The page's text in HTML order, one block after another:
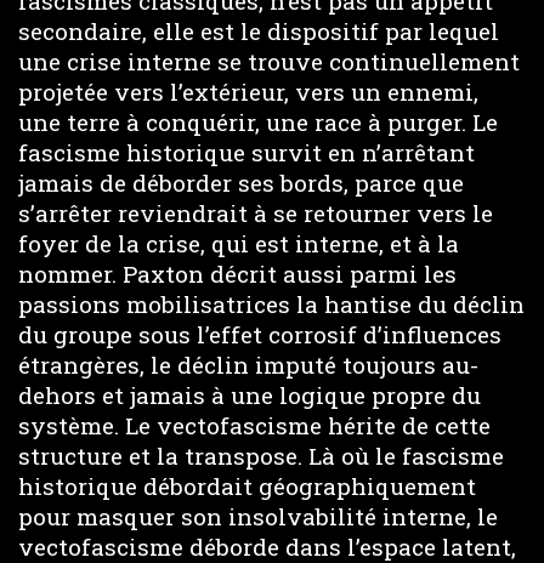
secondaire, elle est le dispositif par lequel
une crise interne se trouve continuellement
projetée vers l’extérieur, vers un ennemi,
une terre à conquérir, une race à purger. Le
fascisme historique survit en n’arrêtant
jamais de déborder ses bords, parce que
s’arrêter reviendrait à se retourner vers le
foyer de la crise, qui est interne, et à la
nommer. Paxton décrit aussi parmi les
passions mobilisatrices la hantise du déclin
du groupe sous l’effet corrosif d’influences
étrangères, le déclin imputé toujours au-
dehors et jamais à une logique propre du
système. Le vectofascisme hérite de cette
structure et la transpose. Là où le fascisme
historique débordait géographiquement
pour masquer son insolvabilité interne, le
vectofascisme déborde dans l’espace latent,